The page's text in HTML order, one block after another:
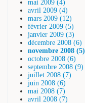
mai 2009 (4)
avril 2009 (4)
mars 2009 (12)
février 2009 (5)
janvier 2009 (3)
décembre 2008 (6)
novembre 2008 (5)
octobre 2008 (6)
septembre 2008 (9)
juillet 2008 (7)
juin 2008 (6)
mai 2008 (7)
avril 2008 (7)